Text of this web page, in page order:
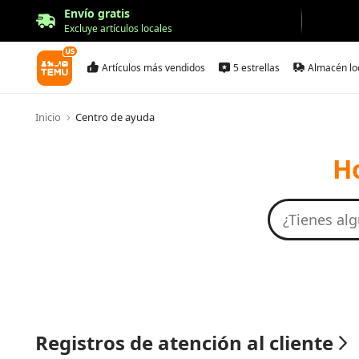
Envío gratis
Excluye artículos locales
Artículos más vendidos 5 estrellas Almacén
Inicio Centro de ayuda
Registros de atención al cliente